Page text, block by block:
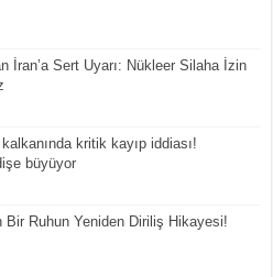
İran’a Sert Uyarı: Nükleer Silaha İzin
kritik kayıp iddiası!
büyüyor
Bir Ruhun Yeniden Diriliş Hikayesi!